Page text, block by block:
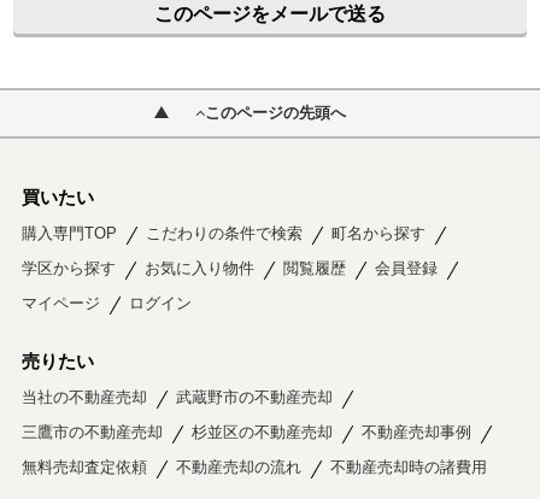
このページをメールで送る
このページの先頭へ
買いたい
購入専門TOP こだわりの条件で検索
町名から探す
学区から探す
お気に入り物件 閲覧履歴
会員登録
マイページ
ログイン
売りたい
当社の不動産売却
武蔵野市の不動産売却
三鷹市の不動産売却
杉並区の不動産売却
不動産売却事例
無料売却査定依頼
不動産売却の流れ 不動産売却時の諸費用